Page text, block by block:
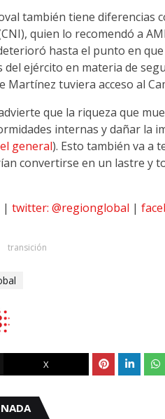
también tiene
quien lo recomendó a
hasta el punto en
del ejército en materia de
Martínez tuviera acceso al
que la riqueza que
internas y dañar la
general). Esto también va a
convertirse en un lastre y
| twitter: @regionglobal |
transición
X